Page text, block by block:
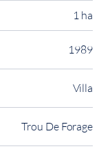
1 ha
1989
Villa
Trou De Forage